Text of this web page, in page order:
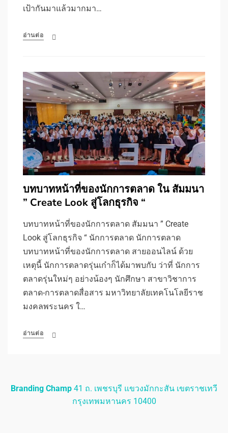
เป้ากันมาแล้วมากมา…
อ่านต่อ
บทบาทหน้าที่ของนักการตลาด ใน สัมมนา
” Create Look สู่โลกธุรกิจ “
บทบาทหน้าที่ของนักการตลาด สัมมนา ” Create
Look สู่โลกธุรกิจ “ นักการตลาด นักการตลาด
บทบาทหน้าที่ของนักการตลาด สายออนไลน์ ด้วย
เหตุนี้ นักการตลาดรุ่นเก๋าก็ได้มาพบกับ ว่าที่ นักการ
ตลาดรุ่นใหม่ๆ อย่างน้องๆ นักศึกษา สาขาวิชาการ
ตลาด-การตลาดสื่อสาร มหาวิทยาลัยเทคโนโลยีราช
มงคลพระนคร ใ…
อ่านต่อ
Branding Champ 41 ถ. เพชรบุรี แขวงมักกะสัน เขตราชเทวี
กรุงเทพมหานคร 10400